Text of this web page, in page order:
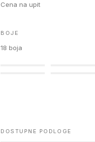
Cena na upit
BOJE
18 boja
DOSTUPNE PODLOGE